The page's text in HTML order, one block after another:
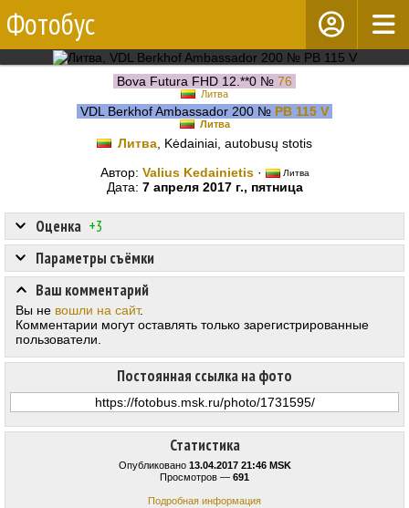
Фотобус
Bova Futura FHD 12.**0 № 76
Литва
VDL Berkhof Ambassador 200 № PB 115 V
Литва
Литва , Kėdainiai, autobusų stotis
Автор: Valius Kedainietis· Литва
Дата: 7 апреля 2017 г., пятница
Статистика
Опубликовано 13.04.2017 21:46 MSK
Просмотров — 691
Подробная информация
Оценка +3
Постоянная ссылка на фото
Параметры съёмки
Ваш комментарий
Вы не вошли на сайт.
Комментарии могут оставлять только зарегистрированные
пользователи.